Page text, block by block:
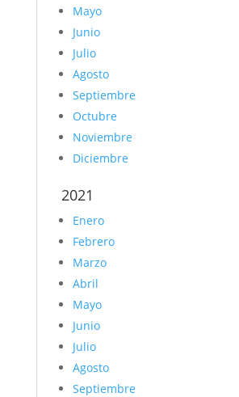
Mayo
Junio
Julio
Agosto
Septiembre
Octubre
Noviembre
Diciembre
2021
Enero
Febrero
Marzo
Abril
Mayo
Junio
Julio
Agosto
Septiembre